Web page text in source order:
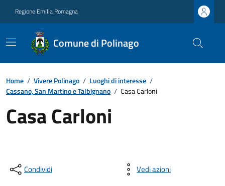
Regione Emilia Romagna
Comune di Polinago
Home / Vivere Polinago / Luoghi di interesse /
Cassano, San Martino e Talbignano / Casa Carloni
Casa Carloni
Condividi Vedi azioni